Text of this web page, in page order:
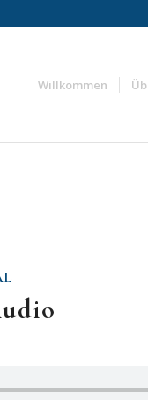
Willkommen